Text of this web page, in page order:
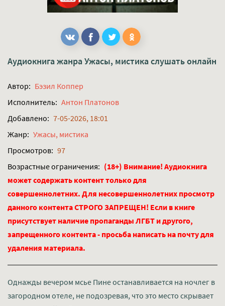
Аудиокнига жанра Ужасы, мистика слушать онлайн
Автор: Бэзил Коппер
Исполнитель: Антон Платонов
Добавлено: 7-05-2026, 18:01
Жанр: Ужасы, мистика
Просмотров: 97
Возрастные ограничения: (18+) Внимание! Аудиокнига
может содержать контент только для
совершеннолетних. Для несовершеннолетних просмотр
данного контента СТРОГО ЗАПРЕЩЕН! Если в книге
присутствует наличие пропаганды ЛГБТ и другого,
запрещенного контента - просьба написать на почту для
удаления материала.
Однажды вечером мсье Пине останавливается на ночлег в
загородном отеле, не подозревая, что это место скрывает